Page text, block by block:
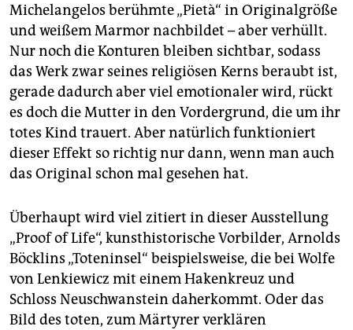
genossenschaft
epaper login
Michelangelos berühmte „Pietà“ in Originalgröße
und weißem Marmor nachbildet – aber verhüllt.
Nur noch die Konturen bleiben sichtbar, sodass
das Werk zwar seines religiösen Kerns beraubt ist,
gerade dadurch aber viel emotionaler wird, rückt
es doch die Mutter in den Vordergrund, die um ihr
totes Kind trauert. Aber natürlich funktioniert
dieser Effekt so richtig nur dann, wenn man auch
das Original schon mal gesehen hat.
Überhaupt wird viel zitiert in dieser Ausstellung
„Proof of Life“, kunsthistorische Vorbilder, Arnolds
Böcklins „Toteninsel“ beispielsweise, die bei Wolfe
von Lenkiewicz mit einem Hakenkreuz und
Schloss Neuschwanstein daherkommt. Oder das
Bild des toten, zum Märtyrer verklären